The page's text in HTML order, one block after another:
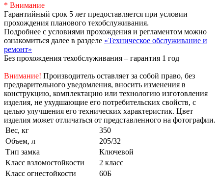
* Внимание
Гарантийный срок 5 лет предоставляется при условии
прохождения планового техобслуживания.
Подробнее с условиями прохождения и регламентом можно
ознакомиться далее в разделе «Техническое обслуживание и
ремонт»
Без прохождения техобслуживания – гарантия 1 год
Внимание! Производитель оставляет за собой право, без
предварительного уведомления, вносить изменения в
конструкцию, комплектацию или технологию изготовления
изделия, не ухудшающие его потребительских свойств, с
целью улучшения его технических характеристик. Цвет
изделия может отличаться от представленного на фотографии.
Вес, кг
350
Объем, л
205/32
Тип замка
Ключевой
Класс взломостойкости
2 класс
Класс огнестойкости
60Б